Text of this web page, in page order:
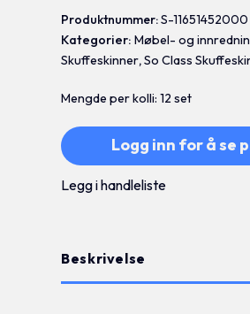
Produktnummer:S-11651452000
Kategorier:Møbel- og
Skuffeskinner,So Class
Mengde per kolli: 12 set
Logg inn for å se
Legg i handleliste
Beskrivelse